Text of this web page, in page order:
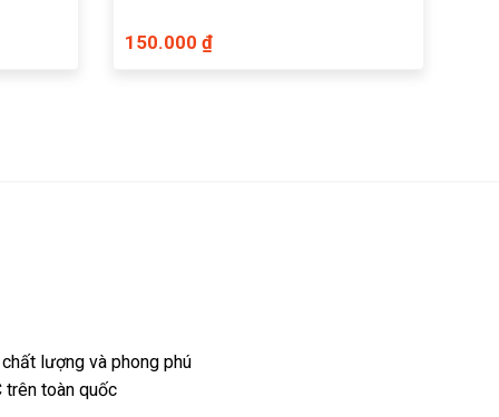
150.000 ₫
lượng và phong phú
trên toàn quốc